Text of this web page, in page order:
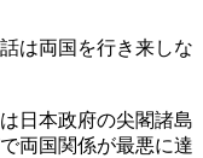
は両国を行き来しな
日本政府の尖閣諸島
両国関係が最悪に達